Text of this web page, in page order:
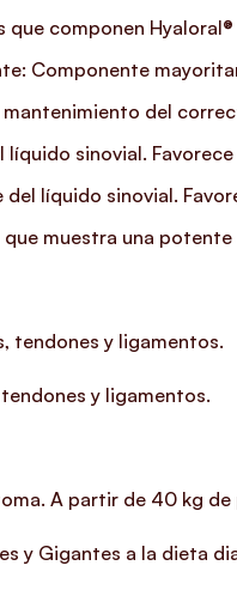
componen
Componente
del
sinovial.
líquido sinovial.
muestra una
tendones y ligamentos.
y ligamentos.
A partir de 40 kg
y Gigantes a la dieta